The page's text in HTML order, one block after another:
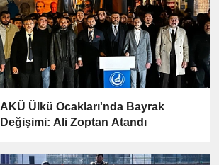
AKÜ Ülkü Ocakları'nda Bayrak
Değişimi: Ali Zoptan Atandı